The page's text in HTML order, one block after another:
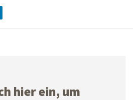
hier ein, um